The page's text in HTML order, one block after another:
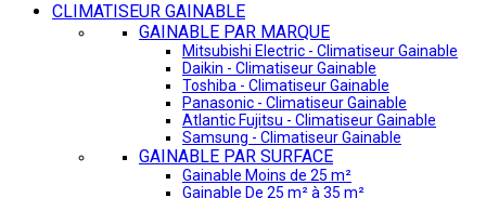
CLIMATISEUR GAINABLE
GAINABLE PAR MARQUE
Mitsubishi Electric - Climatiseur Gainable
Daikin - Climatiseur Gainable
Toshiba - Climatiseur Gainable
Panasonic - Climatiseur Gainable
Atlantic Fujitsu - Climatiseur Gainable
Samsung - Climatiseur Gainable
GAINABLE PAR SURFACE
Gainable Moins de 25 m²
Gainable De 25 m² à 35 m²